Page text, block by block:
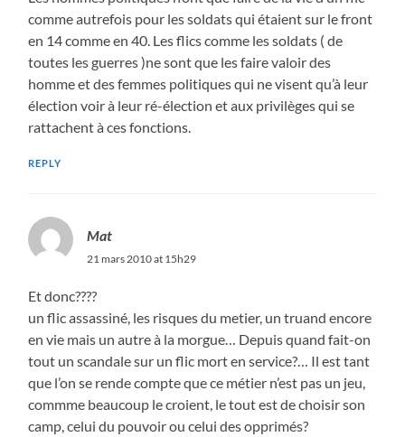
comme autrefois pour les soldats qui étaient sur le front
en 14 comme en 40. Les flics comme les soldats ( de
toutes les guerres )ne sont que les faire valoir des
homme et des femmes politiques qui ne visent qu’à leur
élection voir à leur ré-élection et aux privilèges qui se
rattachent à ces fonctions.
REPLY
Mat
21 mars 2010 at 15h29
Et donc????
un flic assassiné, les risques du metier, un truand encore
en vie mais un autre à la morgue… Depuis quand fait-on
tout un scandale sur un flic mort en service?… Il est tant
que l’on se rende compte que ce métier n’est pas un jeu,
commme beaucoup le croient, le tout est de choisir son
camp, celui du pouvoir ou celui des opprimés?